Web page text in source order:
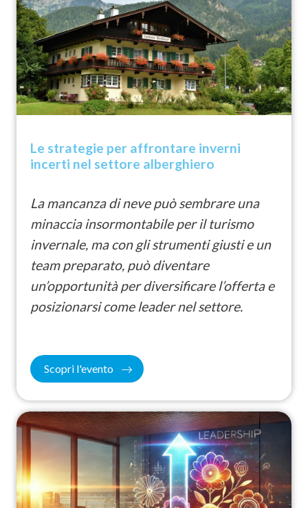
Le strategie per affrontare inverni
incerti nel settore alberghiero
La mancanza di neve può sembrare una
minaccia insormontabile per il turismo
invernale, ma con gli strumenti giusti e un
team preparato, può diventare
un’opportunità per diversificare l’offerta e
posizionarsi come leader nel settore.
Scopri l'evento